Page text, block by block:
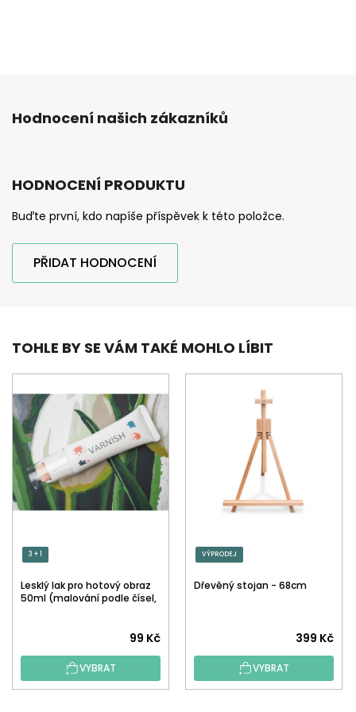
Hodnocení našich zákazníků
HODNOCENÍ PRODUKTU
Buďte první, kdo napíše příspěvek k této položce.
PŘIDAT HODNOCENÍ
TOHLE BY SE VÁM TAKÉ MOHLO LÍBIT
3 + 1
Lesklý lak pro hotový obraz
50ml (malování podle čísel,
hodnocení
produktu
je
99 Kč
VYBRAT
VÝPRODEJ
Dřevěný stojan - 68cm
399 Kč
VYBRAT